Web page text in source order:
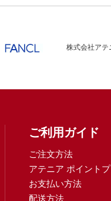
株式会社アテ
ご利用ガイド
ご注文方法
アテニア ポイント
お支払い方法
配送方法